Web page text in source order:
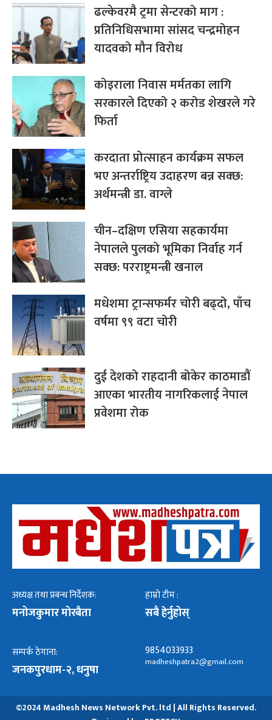
ढल्केवरमै ट्रमा सेन्टरको माग :
प्रतिनिधिसभामा सांसद चन्द्रमोहन
यादवको मौन विरोध
कोइराला निवास मर्मतका लागि
सरकारले दिएको २ करोड शेखरले गरे
फिर्ता
करदाता प्रोत्साहन कार्यक्रम सफल
भए अन्तर्राष्ट्रिय उदाहरण बन्न सक्छ:
अर्थमन्त्री डा. वाग्ले
चीन–दक्षिण एसिया सहकार्यमा
नेपालले पुलको भूमिका निर्वाह गर्न
सक्छ: परराष्ट्रमन्त्री खनाल
मधेशमा ट्रान्सफर्मर चोरी बढ्दो, पाँच
वर्षमा ९९ वटा चोरी
दुई देशको राहदानी बोकेर काठमाडौं
आएका भारतीय नागरिकलाई नेपाल
प्रवेशमा रोक
अध्यक्ष तथा प्रबन्ध निर्देशक:
मनोजकुमार मोरबैता
हाम्रो टीम :
सबै हेर्नुहोस्
सम्पर्क ठेगाना:
जनकपुरधाम-२, धनुषा
9854033933
madheshpatra2@gmail.com
©2024 Madhesh News Network Pvt. ltd | All Rights Reserved.